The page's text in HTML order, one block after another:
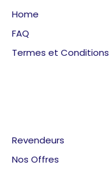
Home
FAQ
Termes et Conditions
Revendeurs
Nos Offres